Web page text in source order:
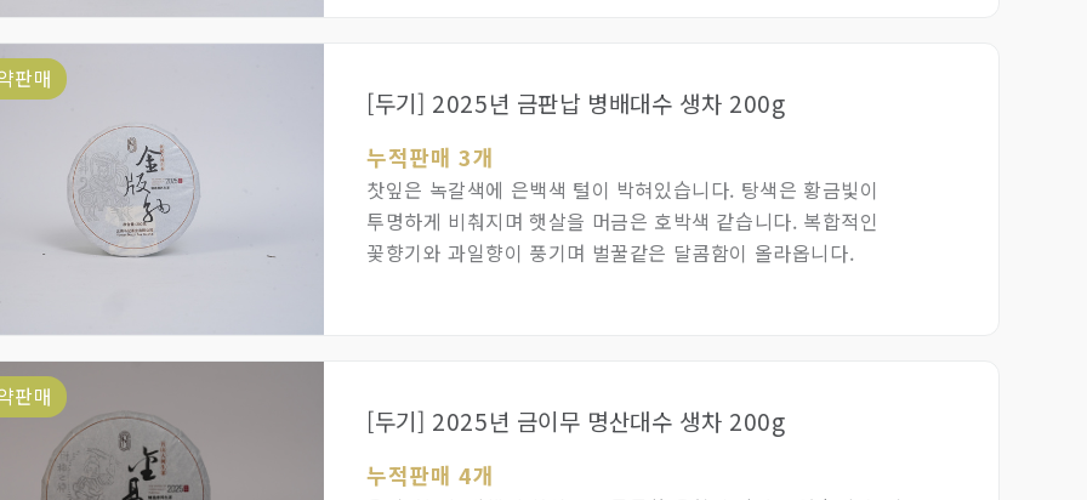
판매
[두기] 2025년 금판납 병배대수 생차 200g
누적판매 3개
찻잎은 녹갈색에 은백색 털이 박혀있습니다. 탕색은 황금빛이
투명하게 비춰지며 햇살을 머금은 호박색 같습니다. 복합적인
꽃향기와 과일향이 풍기며 벌꿀같은 달콤함이 올라옵니다.
판매
[두기] 2025년 금이무 명산대수 생차 200g
누적판매 4개